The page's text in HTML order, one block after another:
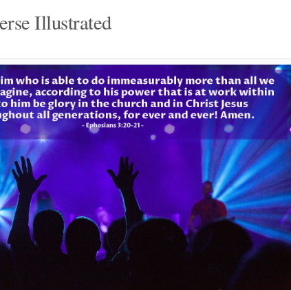
Illustrated